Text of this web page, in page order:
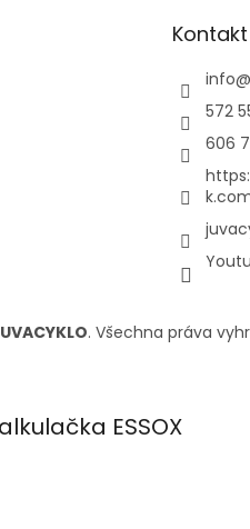
Kontakt
info@
572
606
. Všechna práva
ESSOX